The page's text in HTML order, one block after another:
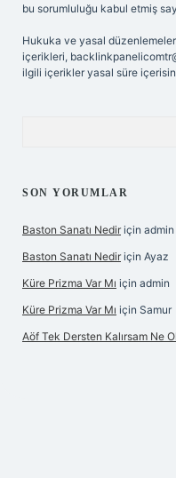
bu sorumluluğu kabul etmiş
Hukuka ve yasal
içerikleri,
ilgili içerikler yasal süre
SON YORUMLAR
Baston Sanatı Nedir için admin
Baston Sanatı Nedir için Ayaz
Küre Prizma Var Mı için admin
Küre Prizma Var Mı için Samur
Aöf Tek Dersten Kalırsam Ne